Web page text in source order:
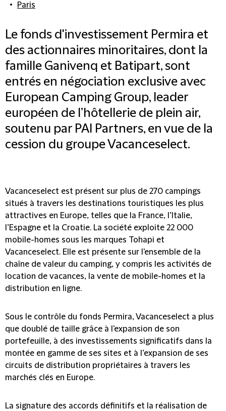
Paris
Le fonds d'investissement Permira et
des actionnaires minoritaires, dont la
famille Ganivenq et Batipart, sont
entrés en négociation exclusive avec
European Camping Group, leader
européen de l’hôtellerie de plein air,
soutenu par PAI Partners, en vue de la
cession du groupe Vacanceselect.
Vacanceselect est présent sur plus de 270 campings
situés à travers les destinations touristiques les plus
attractives en Europe, telles que la France, l’Italie,
l’Espagne et la Croatie. La société exploite 22 000
mobile-homes sous les marques Tohapi et
Vacanceselect. Elle est présente sur l'ensemble de la
chaîne de valeur du camping, y compris les activités de
location de vacances, la vente de mobile-homes et la
distribution en ligne.
Sous le contrôle du fonds Permira, Vacanceselect a plus
que doublé de taille grâce à l'expansion de son
portefeuille, à des investissements significatifs dans la
montée en gamme de ses sites et à l’expansion de ses
circuits de distribution propriétaires à travers les
marchés clés en Europe.
La signature des accords définitifs et la réalisation de